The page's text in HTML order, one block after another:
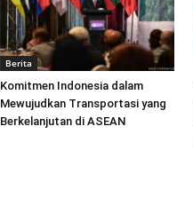
Berita
Komitmen Indonesia dalam
Mewujudkan Transportasi yang
Berkelanjutan di ASEAN